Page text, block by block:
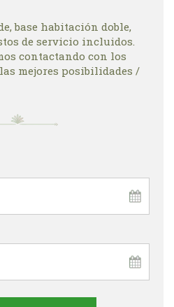
base habitación doble,
de servicio incluidos.
contactando con los
mejores posibilidades /